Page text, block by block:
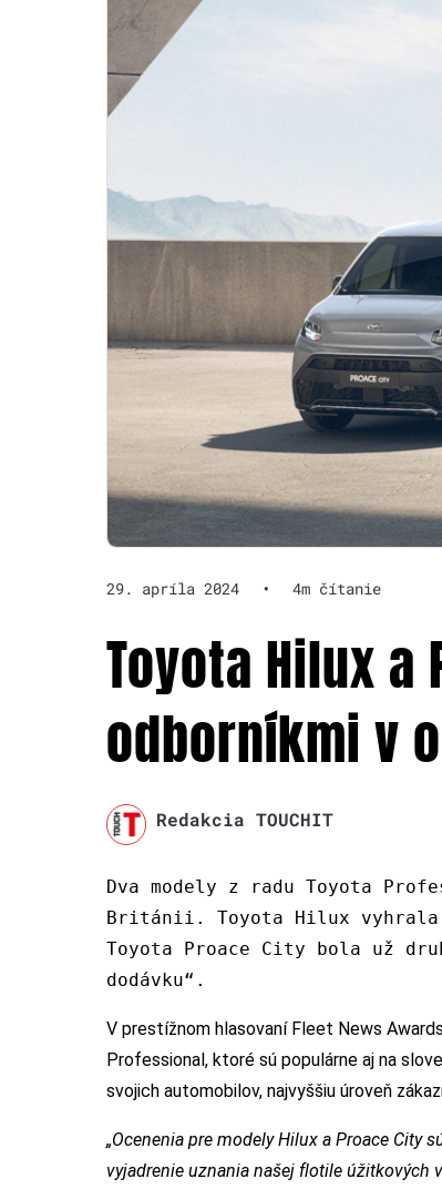
29. apríla 2024 • 4m čítanie
Toyota Hilux a
odborníkmi v
Redakcia TOUCHIT
Dva modely z radu Toyota
Británii. Toyota Hilux
Toyota Proace City bola už
dodávku“.
V prestížnom hlasovaní Fleet News
Professional, ktoré sú populárne aj na
svojich automobilov, najvyššiu úroveň
„Ocenenia pre modely Hilux a Proace City
vyjadrenie uznania našej flotile úžitkových